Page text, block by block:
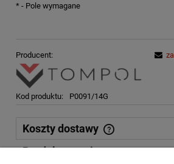
* - Pole wymagane
Producent:
Kod produktu: P0091/14G
Koszty dostawy
Cena nie zawiera ewentualnych kosztów
Produkty powiązane